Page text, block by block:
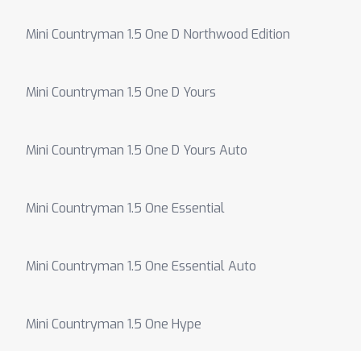
Mini Countryman 1.5 One D Northwood Edition
Mini Countryman 1.5 One D Yours
Mini Countryman 1.5 One D Yours Auto
Mini Countryman 1.5 One Essential
Mini Countryman 1.5 One Essential Auto
Mini Countryman 1.5 One Hype